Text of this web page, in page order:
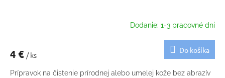
Dodanie: 1-3 pracovné dni
4 € / ks
Do košíka
Prípravok na čistenie prírodnej alebo umelej kože bez abrazív